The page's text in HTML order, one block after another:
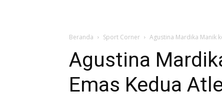
Beranda Sport Corner Agustina Mardika Manik
Agustina
Emas Kedua